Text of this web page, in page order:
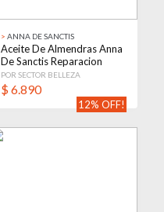
> ANNA DE SANCTIS
Aceite De Almendras Anna
De Sanctis Reparacion
Capilar 120ml
POR SECTOR BELLEZA
$6.890
12% OFF!